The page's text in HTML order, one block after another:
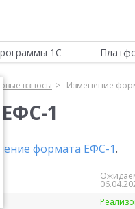
1С
взносы Изменение
1
формата ЕФС-1.